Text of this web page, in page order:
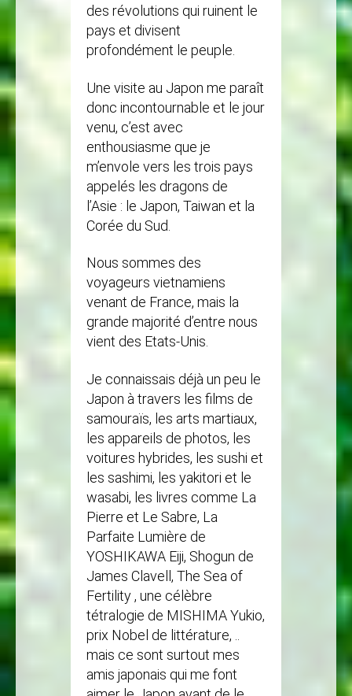
des révolutions qui ruinent le
pays et divisent
profondément le peuple.
Une visite au Japon me paraît
donc incontournable et le jour
venu, c’est avec
enthousiasme que je
m’envole vers les trois pays
appelés les dragons de
l’Asie : le Japon, Taiwan et la
Corée du Sud.
Nous sommes des
voyageurs vietnamiens
venant de France, mais la
grande majorité d’entre nous
vient des Etats-Unis.
Je connaissais déjà un peu le
Japon à travers les films de
samouraïs, les arts martiaux,
les appareils de photos, les
voitures hybrides, les sushi et
les sashimi, les yakitori et le
wasabi, les livres comme La
Pierre et Le Sabre, La
Parfaite Lumière de
YOSHIKAWA Eiji, Shogun de
James Clavell, The Sea of
Fertility , une célèbre
tétralogie de MISHIMA Yukio,
prix Nobel de littérature, ..
mais ce sont surtout mes
amis japonais qui me font